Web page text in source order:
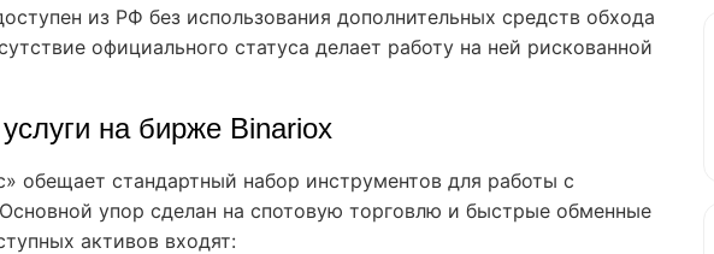
из РФ без использования дополнительных средств обхода
официального статуса делает работу на ней рискованной
на бирже Binariox
обещает стандартный набор инструментов для работы с
упор сделан на спотовую торговлю и быстрые обменные
активов входят: